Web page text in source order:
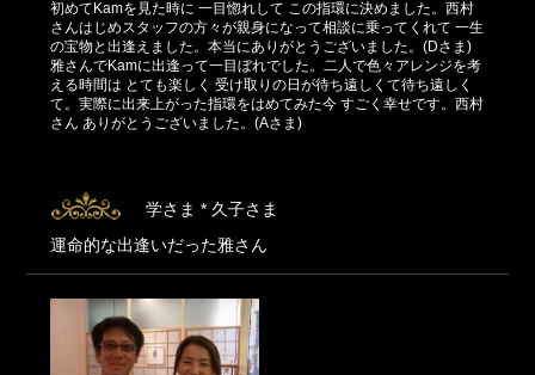
初めてKamを見た時に 一目惚れして この指環に決めました。西村
さんはじめスタッフの方々が親身になって相談に乗ってくれて 一生
の宝物と出逢えました。本当にありがとうございました。(Dさま)
雅さんでKamに出逢って一目ぼれでした。二人で色々アレンジを考
える時間は とても楽しく 受け取りの日が待ち遠しくて待ち遠しく
て。実際に出来上がった指環をはめてみた今 すごく幸せです。西村
さん ありがとうございました。(Aさま)
学さま * 久子さま
運命的な出逢いだった雅さん